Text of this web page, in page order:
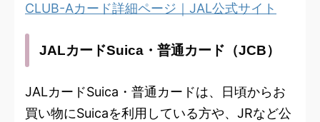
CLUB-Aカード詳細ページ｜JAL公式サイト
JALカードSuica・普通カード（JCB）
JALカードSuica・普通カードは、日頃からお
買い物にSuicaを利用している方や、JRなど公